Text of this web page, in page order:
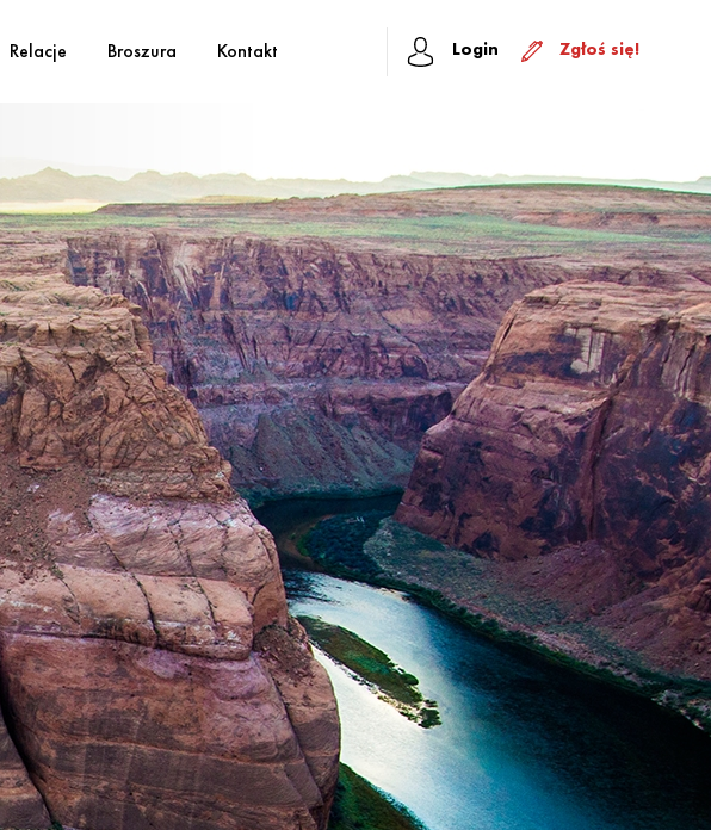
Relacje Broszura Kontakt Login Zgłoś się!